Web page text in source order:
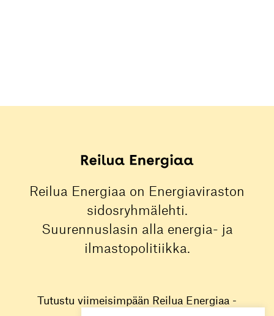
Reilua Energiaa on Energiaviraston
sidosryhmälehti.
Suurennuslasin alla energia- ja
ilmastopolitiikka.
Tutustu viimeisimpään Reilua Energiaa -